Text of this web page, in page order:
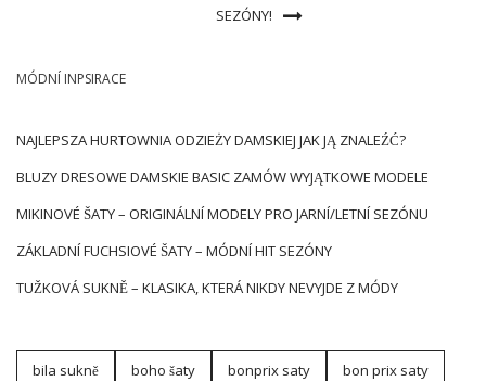
SEZÓNY!
MÓDNÍ INPSIRACE
NAJLEPSZA HURTOWNIA ODZIEŻY DAMSKIEJ JAK JĄ ZNALEŹĆ?
BLUZY DRESOWE DAMSKIE BASIC ZAMÓW WYJĄTKOWE MODELE
MIKINOVÉ ŠATY – ORIGINÁLNÍ MODELY PRO JARNÍ/LETNÍ SEZÓNU
ZÁKLADNÍ FUCHSIOVÉ ŠATY – MÓDNÍ HIT SEZÓNY
TUŽKOVÁ SUKNĚ – KLASIKA, KTERÁ NIKDY NEVYJDE Z MÓDY
bila sukně boho šaty bonprix saty bon prix saty